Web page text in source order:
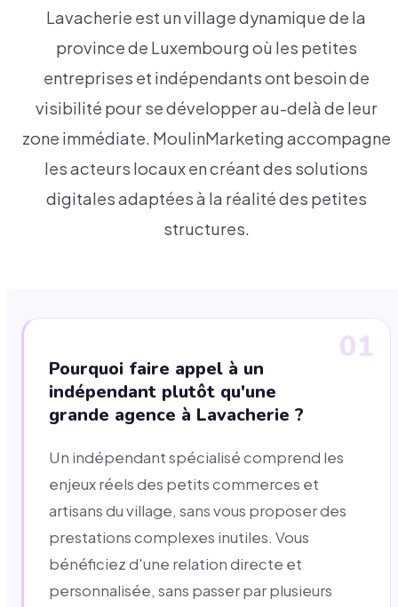
Lavacherie est un village dynamique de la
province de Luxembourg où les petites
entreprises et indépendants ont besoin de
visibilité pour se développer au-delà de leur
zone immédiate. MoulinMarketing accompagne
les acteurs locaux en créant des solutions
digitales adaptées à la réalité des petites
structures.
01
Pourquoi faire appel à un
indépendant plutôt qu'une
grande agence à Lavacherie ?
Un indépendant spécialisé comprend les
enjeux réels des petits commerces et
artisans du village, sans vous proposer des
prestations complexes inutiles. Vous
bénéficiez d'une relation directe et
personnalisée, sans passer par plusieurs